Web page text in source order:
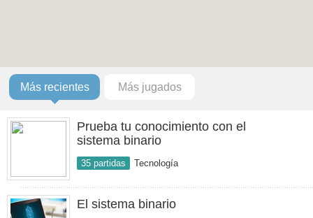
Más recientes Más jugados
Prueba tu conocimiento con el
sistema binario
35 partidas Tecnología
El sistema binario